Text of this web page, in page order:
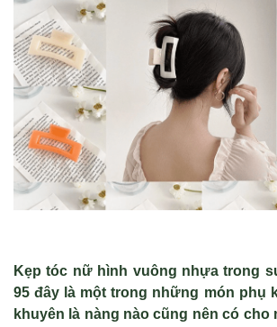
Kẹp tóc nữ hình vuông nhựa trong
95 đây là một trong những món phụ
khuyên là nàng nào cũng nên có cho